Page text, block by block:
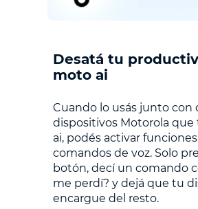
Desatá tu
moto ai
Cuando lo usás junto con
dispositivos Motorola
ai, podés activar
comandos de voz. Solo
botón, decí un comando
me perdí? y dejá que tu
encargue del resto.